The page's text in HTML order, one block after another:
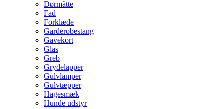
Dørmåtte
Fad
Forklæde
Garderobestang
Gavekort
Glas
Greb
Grydelapper
Gulvlamper
Gulvtæpper
Hagesmæk
Hunde udstyr